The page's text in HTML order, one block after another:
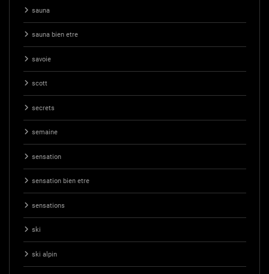
sauna
sauna bien etre
savoie
scott
secrets
semaine
sensation
sensation bien etre
sensations
ski
ski alpin